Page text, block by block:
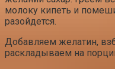
молоку кипеть и
разойдется.
Добавляем желатин,
раскладываем на